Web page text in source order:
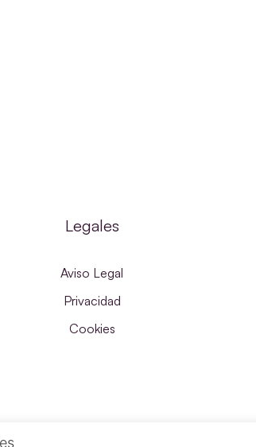
Legales
Aviso Legal
Privacidad
Cookies